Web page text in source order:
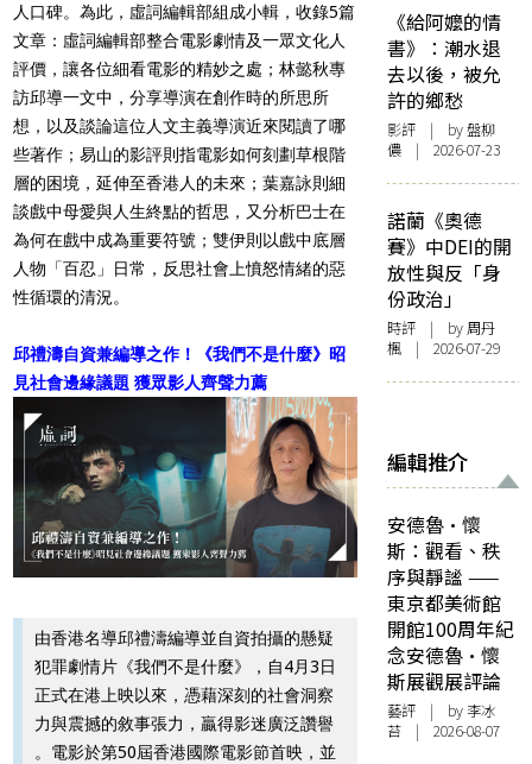
人口碑。為此，虛詞編輯部組成小輯，收錄5篇
文章：虛詞編輯部整合電影劇情及一眾文化人
評價，讓各位細看電影的精妙之處；林懿秋專
訪邱導一文中，分享導演在創作時的所思所
想，以及談論這位人文主義導演近來閱讀了哪
些著作；易山的影評則指電影如何刻劃草根階
層的困境，延伸至香港人的未來；葉嘉詠則細
談戲中母愛與人生終點的哲思，又分析巴士在
為何在戲中成為重要符號；雙伊則以戲中底層
人物「百忍」日常，反思社會上憤怒情緒的惡
性循環的清況。
邱禮濤自資兼編導之作！《我們不是什麼》昭
見社會邊緣議題 獲眾影人齊聲力薦
由香港名導邱禮濤編導並自資拍攝的懸疑
犯罪劇情片《我們不是什麼》，自4月3日
正式在港上映以來，憑藉深刻的社會洞察
力與震撼的敘事張力，贏得影迷廣泛讚譽
。電影於第50屆香港國際電影節首映，並
《給阿嬤的情
書》：潮水退
去以後，被允
許的鄉愁
影評 | by 盤柳
儂 | 2026-07-23
諾蘭《奧德
賽》中DEI的開
放性與反「身
份政治」
時評 | by周丹
楓 | 2026-07-29
編輯推介
安德魯·懷
斯：觀看、秩
序與靜謐 ——
東京都美術館
開館100周年紀
念安德魯·懷
斯展觀展評論
藝評 | by 李冰
苔 | 2026-08-07